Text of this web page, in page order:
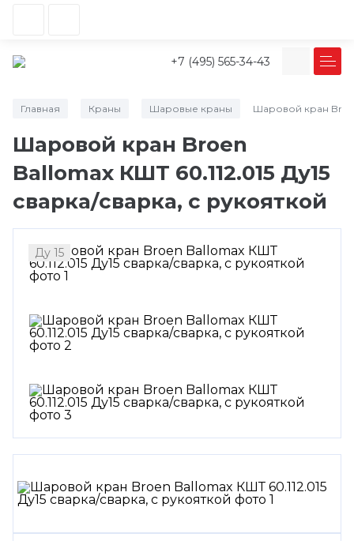
+7 (495) 565-34-43
Главная Краны Шаровые краны Шаровой кран
Шаровой кран Broen
Ballomax КШТ 60.112.015 Ду15
сварка/сварка, с рукояткой
Ду 15